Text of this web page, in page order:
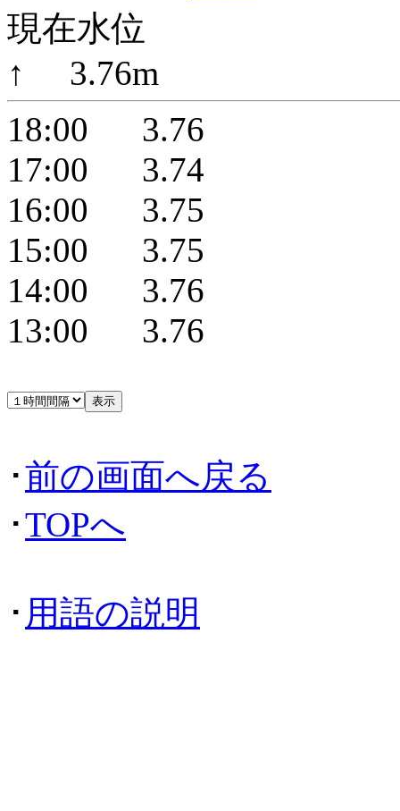
現在水位
↑ 3.76m
18:00 3.76
17:00 3.74
16:00 3.75
15:00 3.75
14:00 3.76
13:00 3.76
･前の画面へ戻る
･TOPへ
･ 用語の説明